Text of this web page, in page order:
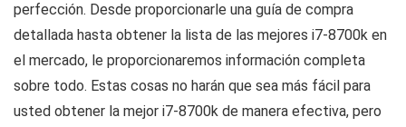
perfección. Desde proporcionarle una guía de compra
detallada hasta obtener la lista de las mejores i7-8700k en
el mercado, le proporcionaremos información completa
sobre todo. Estas cosas no harán que sea más fácil para
usted obtener la mejor i7-8700k de manera efectiva, pero